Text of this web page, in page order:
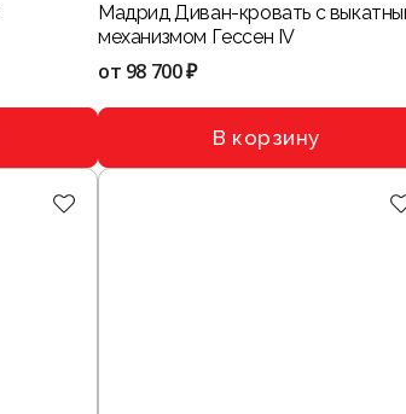
Мадрид Диван-кровать с
механизмом Гессен IV
от 98 700 ₽
В корзину